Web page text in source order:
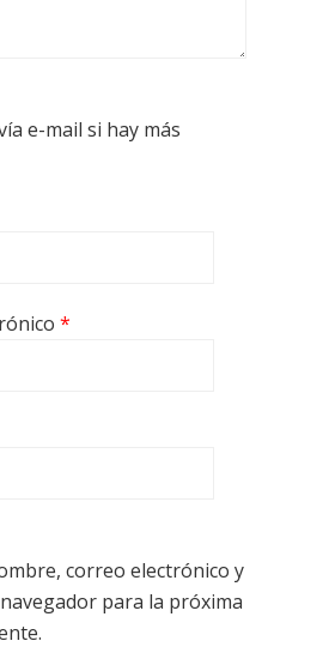
e-mail si hay más
*
correo electrónico y
para la próxima